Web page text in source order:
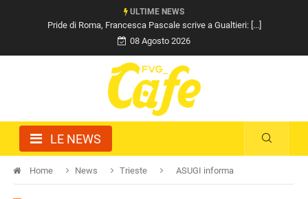
ULTIME NEWS
Razza (Lega): “Piazza Libertà va chiusa”, Vaccarezza [...]
08 Agosto 2026
LE NEWS
Home News Trieste ASUGI informa